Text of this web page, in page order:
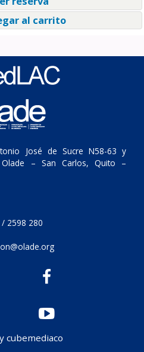
al carrito
José de Sucre N58-63 y
Olade – San Carlos, Quito –
2598 280
cubemediaco